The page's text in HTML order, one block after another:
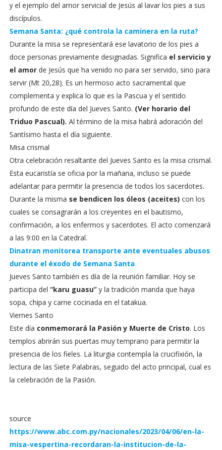
y el ejemplo del amor servicial de Jesús al lavar los pies a sus
discípulos.
Semana Santa: ¿qué controla la caminera en la ruta?
Durante la misa se representará ese lavatorio de los pies a
doce personas previamente designadas. Significa el servicio y
el amorde Jesús que ha venido no para ser servido, sino para
servir (Mt 20,28). Es un hermoso acto sacramental que
complementa y explica lo que es la Pascua y el sentido
profundo de este día del Jueves Santo. (Ver horario del
Triduo Pascual). Al término de la misa habrá adoración del
Santísimo hasta el día siguiente.
Misa crismal
Otra celebración resaltante del Jueves Santo es la misa crismal.
Esta eucaristía se oficia por la mañana, incluso se puede
adelantar para permitir la presencia de todos los sacerdotes.
Durante la misma se bendicen los óleos (aceites) con los
cuales se consagrarán a los creyentes en el bautismo,
confirmación, a los enfermos y sacerdotes. El acto comenzará
a las 9:00 en la Catedral.
Dinatran monitorea transporte ante eventuales abusos
durante el éxodo de Semana Santa
Jueves Santo también es día de la reunión familiar. Hoy se
participa del “karu guasu”y la tradición manda que haya
sopa, chipa y carne cocinada en el tatakua.
Viernes Santo
Este día conmemorará la Pasión y Muerte de Cristo. Los
templos abrirán sus puertas muy temprano para permitir la
presencia de los fieles. La liturgia contempla la crucifixión, la
lectura de las Siete Palabras, seguido del acto principal, cual es
la celebración de la Pasión.
source
https://www.abc.com.py/nacionales/2023/04/06/en-la-
misa-vespertina-recordaran-la-institucion-de-la-